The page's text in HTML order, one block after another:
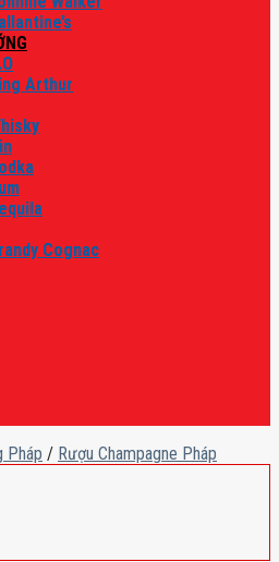
Arthur
Cognac
Pháp / Rượu Champagne Pháp